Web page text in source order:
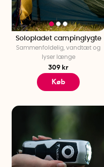
Solopladet campinglygte
Sammenfoldelig, vandtæt og
lyser længe
309 kr
Køb